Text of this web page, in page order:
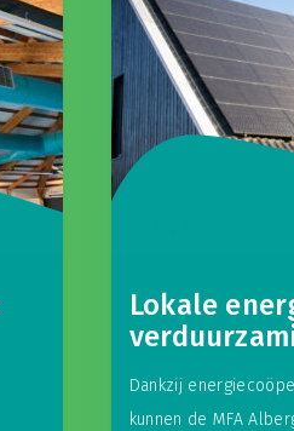
Lokale
Albergen
Albergen
Dankzij
kunnen de MFA